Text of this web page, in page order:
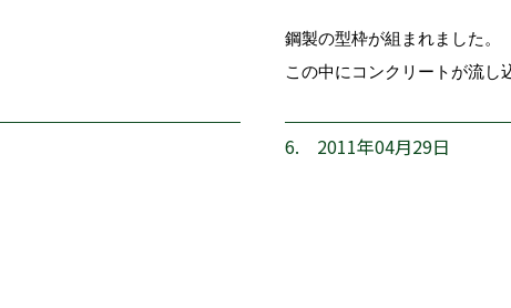
鋼製の型枠が組まれました。
この中にコンクリートが流し
6. 2011年04月29日